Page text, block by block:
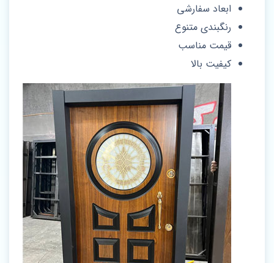
ابعاد سفارشی
رنگبندی متنوع
قیمت مناسب
کیفیت بالا